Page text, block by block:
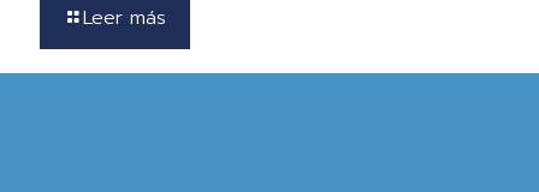
Leer más